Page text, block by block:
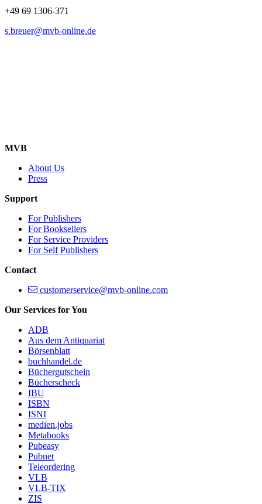
+49 69 1306-371
s.breuer@mvb-online.de
MVB
About Us
Press
Support
For Publishers
For Booksellers
For Service Providers
For Self Publishers
Contact
customerservice@mvb-online.com
Our Services for You
ADB
Aus dem Antiquariat
Börsenblatt
buchhandel.de
Büchergutschein
Bücherscheck
IBU
ISBN
ISNI
medien.jobs
Metabooks
Pubeasy
Pubnet
Teleordering
VLB
VLB-TIX
ZIS